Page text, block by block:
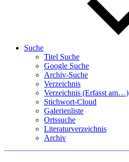
Suche
Titel Suche
Google Suche
Archiv-Suche
Verzeichnis
Verzeichnis (Erfasst am…)
Stichwort-Cloud
Galerienliste
Ortssuche
Literaturverzeichnis
Archiv